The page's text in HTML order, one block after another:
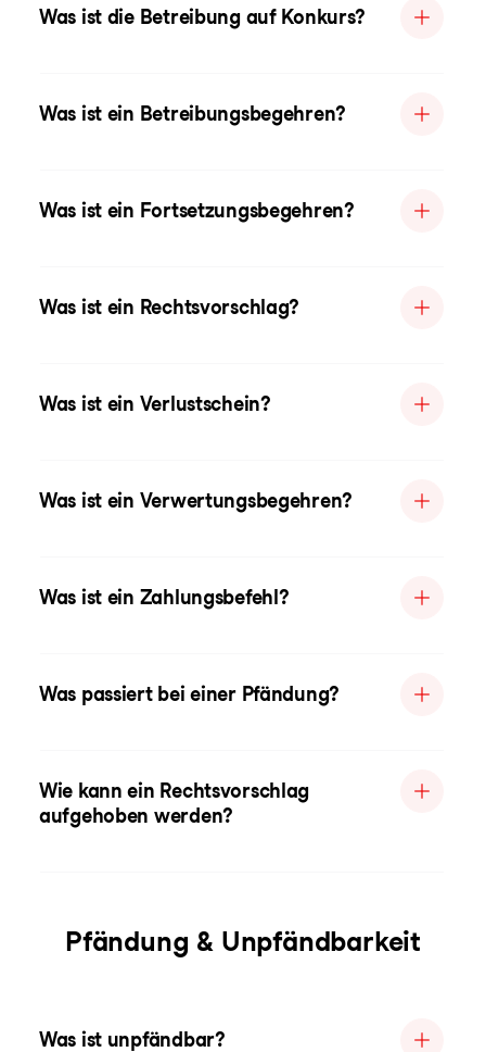
Was ist die Betreibung auf Konkurs?
Was ist ein Betreibungsbegehren?
Was ist ein Fortsetzungsbegehren?
Was ist ein Rechtsvorschlag?
Was ist ein Verlustschein?
Was ist ein Verwertungsbegehren?
Was ist ein Zahlungsbefehl?
Was passiert bei einer Pfändung?
Wie kann ein Rechtsvorschlag
aufgehoben werden?
Pfändung & Unpfändbarkeit
Was ist unpfändbar?